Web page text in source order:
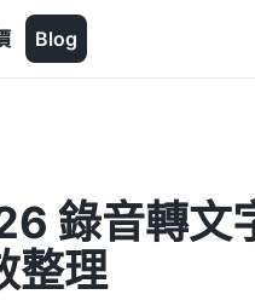
Blog
錄音轉文
整理